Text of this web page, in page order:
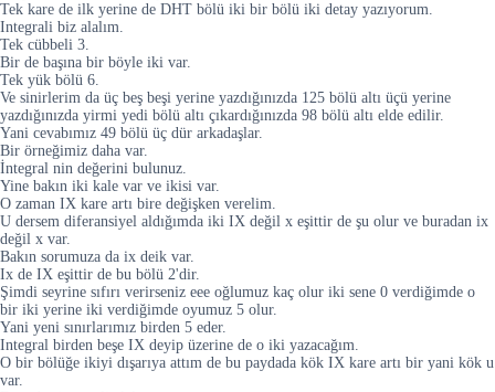
Tek kare de ilk yerine de DHT bölü iki bir bölü iki detay yazıyorum.
Integrali biz alalım.
Tek cübbeli 3.
Bir de başına bir böyle iki var.
Tek yük bölü 6.
Ve sinirlerim da üç beş beşi yerine yazdığınızda 125 bölü altı üçü yerine
yazdığınızda yirmi yedi bölü altı çıkardığınızda 98 bölü altı elde edilir.
Yani cevabımız 49 bölü üç dür arkadaşlar.
Bir örneğimiz daha var.
İntegral nin değerini bulunuz.
Yine bakın iki kale var ve ikisi var.
O zaman IX kare artı bire değişken verelim.
U dersem diferansiyel aldığımda iki IX değil x eşittir de şu olur ve buradan ix
değil x var.
Bakın sorumuza da ix deik var.
Ix de IX eşittir de bu bölü 2'dir.
Şimdi seyrine sıfırı verirseniz eee oğlumuz kaç olur iki sene 0 verdiğimde o
bir iki yerine iki verdiğimde oyumuz 5 olur.
Yani yeni sınırlarımız birden 5 eder.
Integral birden beşe IX deyip üzerine de o iki yazacağım.
O bir bölüğe ikiyi dışarıya attım de bu paydada kök IX kare artı bir yani kök u
var.